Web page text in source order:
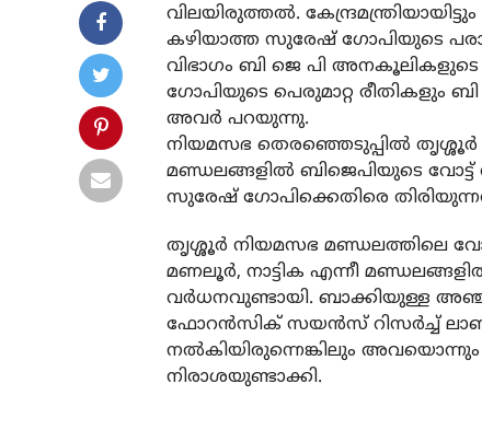
വിലയിരുത്തല്‍.
കഴിയാത്ത സുരേഷ് ഗോപിയുടെ
വിഭാഗം ബി ജെ പി
ഗോപിയുടെ പെരുമാറ്റ രീതികളും
അവര്‍ പറയുന്നു.
നിയമസഭ തെരഞ്ഞെടുപ്പില്‍
മണ്ഡലങ്ങളില്‍ ബിജെപിയുടെ
സുരേഷ് ഗോപിക്കെതിരെ
തൃശ്ശൂര്‍ നിയമസഭ മണ്ഡലത്തിലെ
മണലൂര്‍, നാട്ടിക എന്നീ
വര്‍ധനവുണ്ടായി. ബാക്കിയുള്ള
ഫോറന്‍സിക് സയന്‍സ് റിസര്‍ച്ച്
നല്‍കിയിരുന്നെങ്കിലും അവയൊന്നും
നിരാശയുണ്ടാക്കി.